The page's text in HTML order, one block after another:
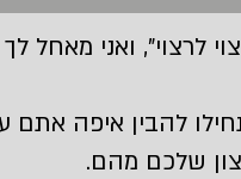
לרצוי", ואני מאחל
להבין איפה אתם
שלכם מהם.